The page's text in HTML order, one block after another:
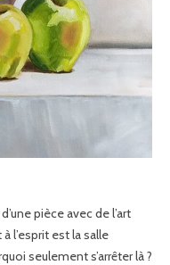
l’esprit est la salle
seulement s’arrêter là ?